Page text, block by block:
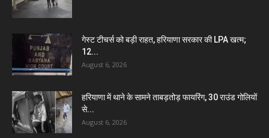
गेस्ट टीचर्स को बड़ी राहत, हरियाणा सरकार की LPA खत्म;
12...
August 6, 2026
हरियाणा में थाने के सामने ताबड़तोड़ फायरिंग, 30 राउंड गोलियों
से...
August 6, 2026